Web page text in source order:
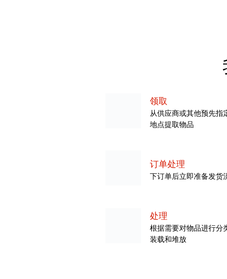
领取
从供应商或其他预先指
地点提取物品
订单处理
下订单后立即准备发货
处理
根据需要对物品进行分
装载和堆放